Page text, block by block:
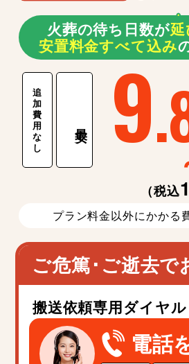
火葬の待ち日数が延
安置料金すべて込み
追
加
費
用
な
し
9
（税込
プラン料金以外にかかる
ご危篤･ご逝去で
搬送依頼専用ダイヤル
電話